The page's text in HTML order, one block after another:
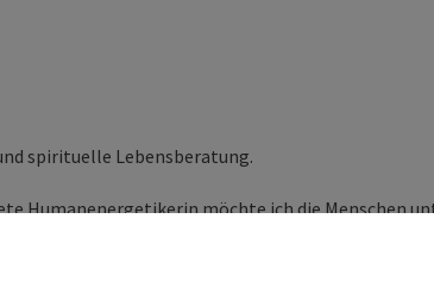
spirituelle Lebensberatung.
Humanenergetikerin möchte ich die Menschen
für das Leben zu begeistern.
Leiden und Krankheiten haben oft ihre Ursache in